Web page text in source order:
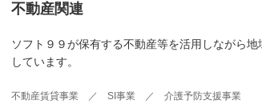
不動産関連
ソフト９９が保有する不動産等を活用しながら
しています。
不動産賃貸事業 ／ SI事業 ／ 介護予防支援事業